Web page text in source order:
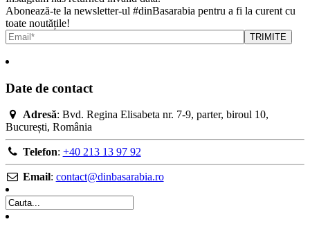
Abonează-te la newsletter-ul #dinBasarabia pentru a fi la curent cu
toate noutățile!
Date de contact
Adresă: Bvd. Regina Elisabeta nr. 7-9, parter, biroul 10,
București, România
Telefon: +40 213 13 97 92
Email: contact@dinbasarabia.ro